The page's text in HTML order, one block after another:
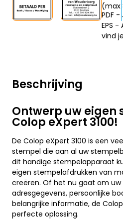
Beschrijving
Ontwerp uw eigen
Colop eXpert 3100!
De Colop eXpert 3100 is een
stempel die aan al uw
dit handige stempelapparaat
eigen stempelafdrukken van
creëren. Of het nu gaat om uw
adresgegevens, persoonlijke
belangrijke informatie, de
perfecte oplossing.
(max
PDF -
EPS -
vind je